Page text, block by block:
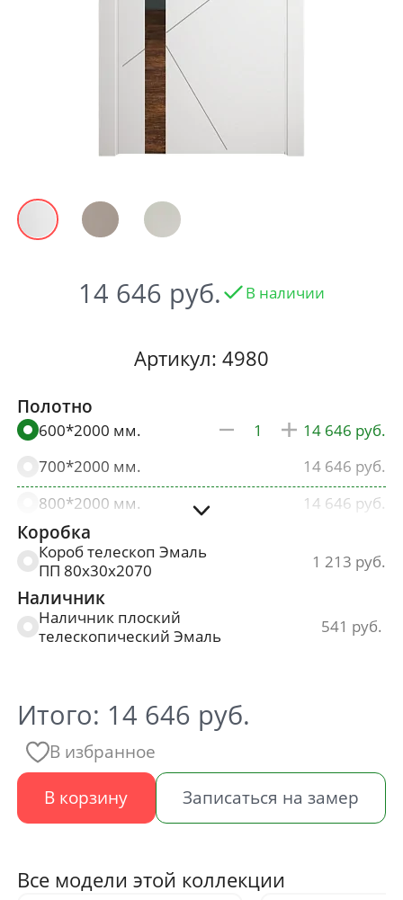
14 646 В наличии
Артикул: 4980
Полотно
600*2000 мм.
14 646
700*2000 мм.
14 646
800*2000 мм.
14 646
900*2000 мм.
Коробка
Короб телескоп Эмаль
ПП 80х30х2070
1 213
Наличник
Наличник плоский
телескопический Эмаль
541
Итого: 14 646 руб.
В избранное
В корзину
Записаться на замер
Все модели этой коллекции